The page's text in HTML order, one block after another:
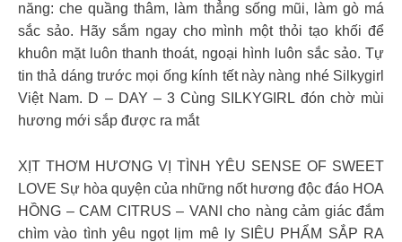
năng: che quầng thâm, làm thẳng sống mũi, làm gò má
sắc sảo. Hãy sắm ngay cho mình một thỏi tạo khối để
khuôn mặt luôn thanh thoát, ngoại hình luôn sắc sảo. Tự
tin thả dáng trước mọi ống kính tết này nàng nhé Silkygirl
Việt Nam. D – DAY – 3 Cùng SILKYGIRL đón chờ mùi
hương mới sắp được ra mắt
XỊT THƠM HƯƠNG VỊ TÌNH YÊU SENSE OF SWEET
LOVE Sự hòa quyện của những nốt hương độc đáo HOA
HỒNG – CAM CITRUS – VANI cho nàng cảm giác đắm
chìm vào tình yêu ngọt lịm mê ly SIÊU PHẨM SẮP RA